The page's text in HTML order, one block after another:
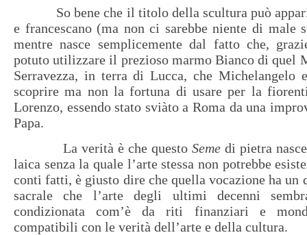
So bene che il titolo della scultura può
e francescano (ma non ci sarebbe niente di male
mentre nasce semplicemente dal fatto che,
potuto utilizzare il prezioso marmo Bianco di quel
Serravezza, in terra di Lucca, che Michelangelo
scoprire ma non la fortuna di usare per la
Lorenzo, essendo stato sviàto a Roma da una
Papa.
La verità è che questo Seme di pietra
laica senza la quale l’arte stessa non potrebbe
conti fatti, è giusto dire che quella vocazione ha un
sacrale che l’arte degli ultimi decenni
condizionata com’è da riti finanziari e
compatibili con le verità dell’arte e della cultura.